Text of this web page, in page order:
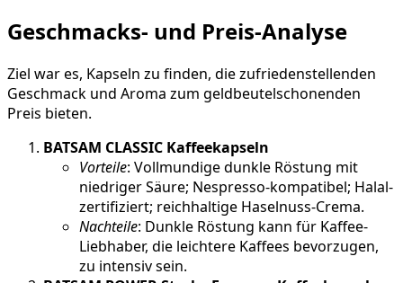
Geschmacks- und Preis-Analyse
Ziel war es, Kapseln zu finden, die zufriedenstellenden
Geschmack und Aroma zum geldbeutelschonenden
Preis bieten.
BATSAM CLASSIC Kaffeekapseln
Vorteile: Vollmundige dunkle Röstung mit
niedriger Säure; Nespresso-kompatibel; Halal-
zertifiziert; reichhaltige Haselnuss-Crema.
Nachteile: Dunkle Röstung kann für Kaffee-
Liebhaber, die leichtere Kaffees bevorzugen,
zu intensiv sein.